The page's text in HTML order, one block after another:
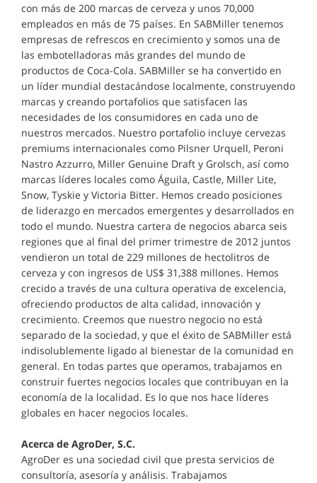
con más de 200 marcas de cerveza y unos 70,000
empleados en más de 75 países. En SABMiller tenemos
empresas de refrescos en crecimiento y somos una de
las embotelladoras más grandes del mundo de
productos de Coca-Cola. SABMiller se ha convertido en
un líder mundial destacándose localmente, construyendo
marcas y creando portafolios que satisfacen las
necesidades de los consumidores en cada uno de
nuestros mercados. Nuestro portafolio incluye cervezas
premiums internacionales como Pilsner Urquell, Peroni
Nastro Azzurro, Miller Genuine Draft y Grolsch, así como
marcas líderes locales como Águila, Castle, Miller Lite,
Snow, Tyskie y Victoria Bitter. Hemos creado posiciones
de liderazgo en mercados emergentes y desarrollados en
todo el mundo. Nuestra cartera de negocios abarca seis
regiones que al final del primer trimestre de 2012 juntos
vendieron un total de 229 millones de hectolitros de
cerveza y con ingresos de US$ 31,388 millones. Hemos
crecido a través de una cultura operativa de excelencia,
ofreciendo productos de alta calidad, innovación y
crecimiento. Creemos que nuestro negocio no está
separado de la sociedad, y que el éxito de SABMiller está
indisolublemente ligado al bienestar de la comunidad en
general. En todas partes que operamos, trabajamos en
construir fuertes negocios locales que contribuyan en la
economía de la localidad. Es lo que nos hace líderes
globales en hacer negocios locales.
Acerca de AgroDer, S.C.
AgroDer es una sociedad civil que presta servicios de
consultoría, asesoría y análisis. Trabajamos